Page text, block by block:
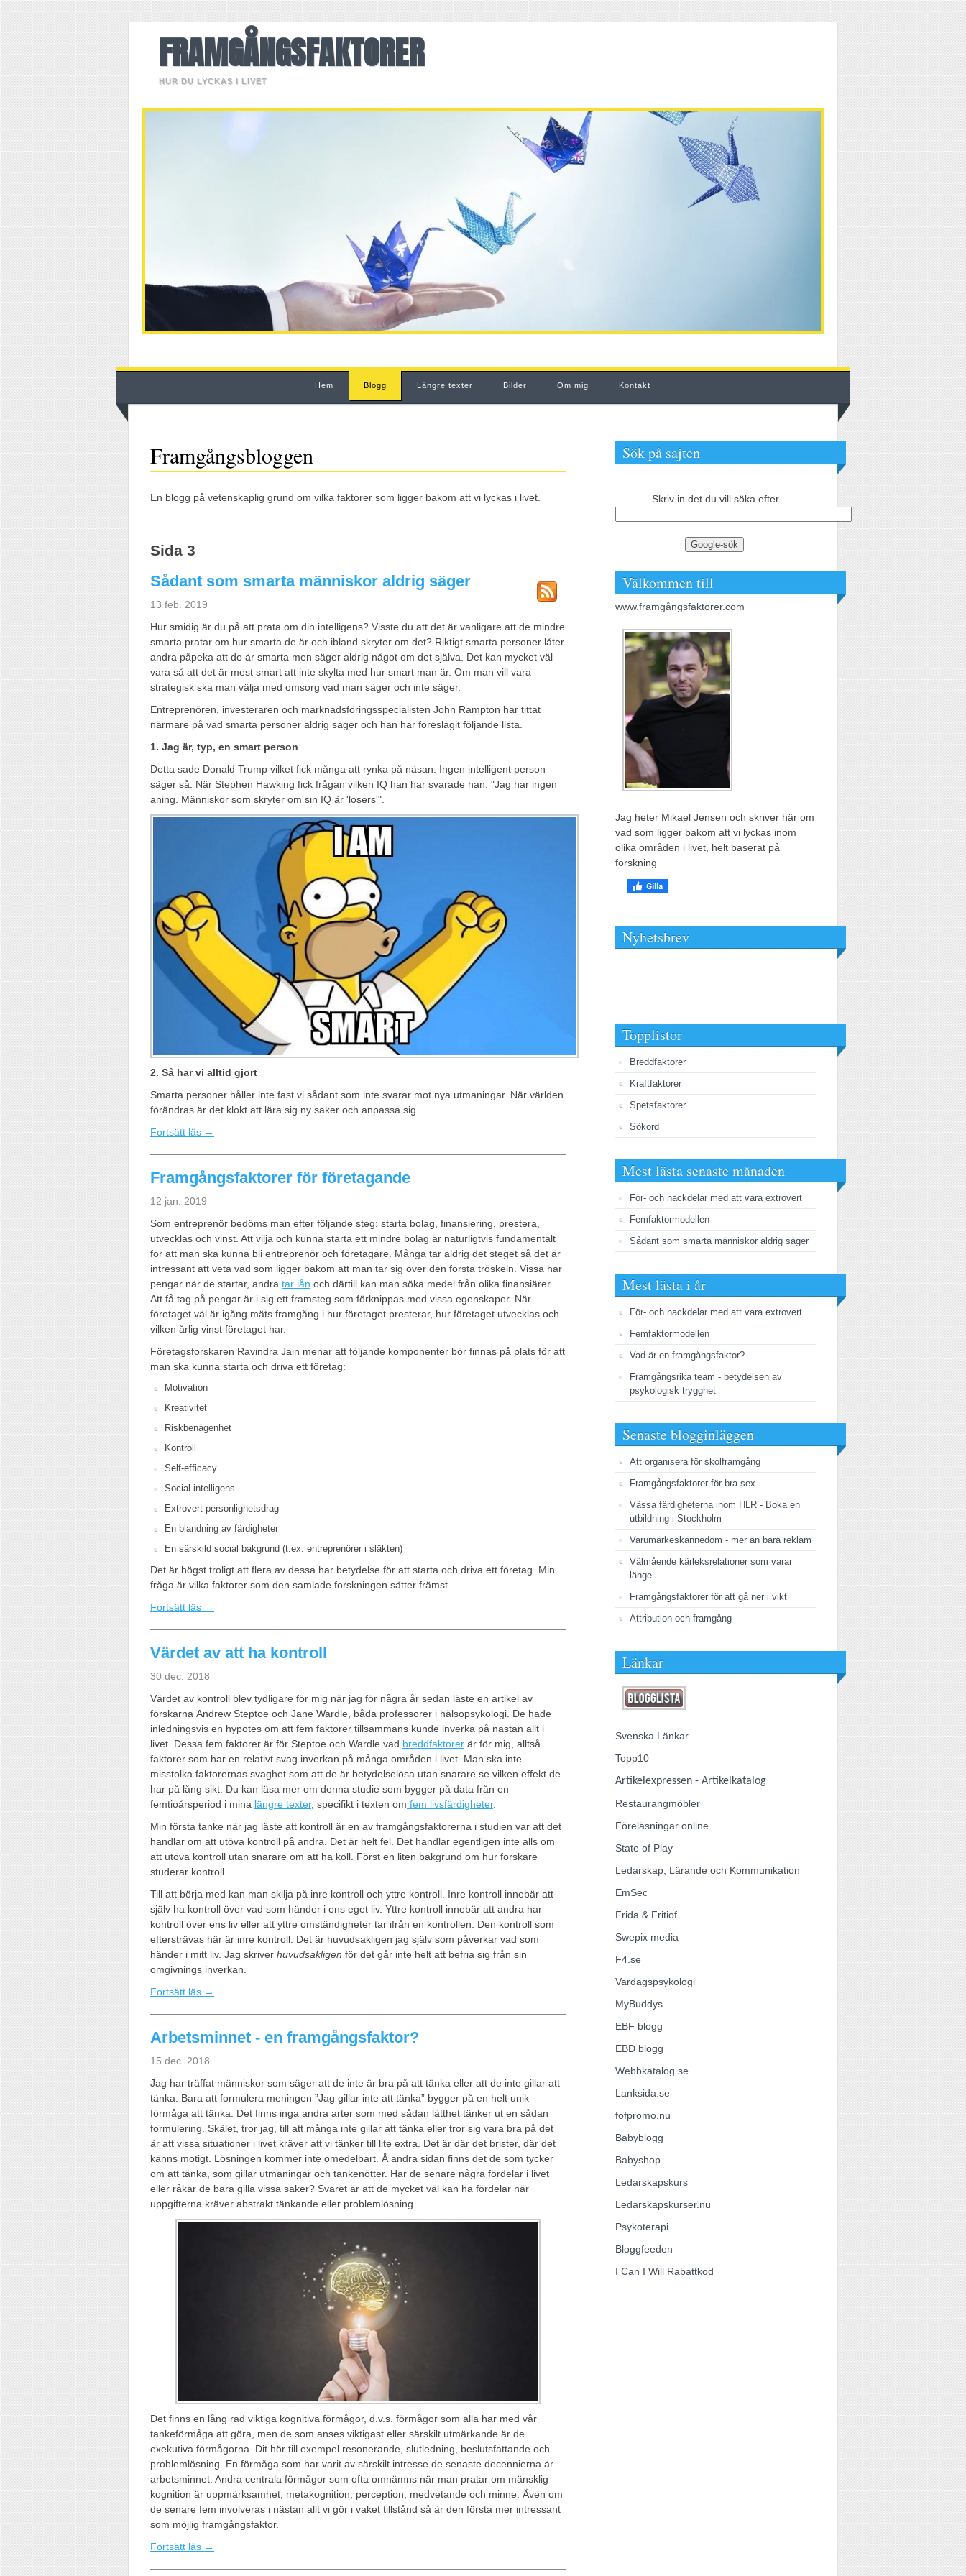
FRAMGÅNGSFAKTORER
HUR DU LYCKAS I LIVET
Hem Blogg Längre texter Bilder Om mig Kontakt
Framgångsbloggen
En blogg på vetenskaplig grund om vilka faktorer som ligger bakom att vi lyckas i livet.
Sida 3
Sådant som smarta människor aldrig säger
13 feb. 2019
Hur smidig är du på att prata om din intelligens? Visste du att det är vanligare att de mindre
smarta pratar om hur smarta de är och ibland skryter om det? Riktigt smarta personer låter
andra påpeka att de är smarta men säger aldrig något om det själva. Det kan mycket väl
vara så att det är mest smart att inte skylta med hur smart man är. Om man vill vara
strategisk ska man välja med omsorg vad man säger och inte säger.
Entreprenören, investeraren och marknadsföringsspecialisten John Rampton har tittat
närmare på vad smarta personer aldrig säger och han har föreslagit följande lista.
1. Jag är, typ, en smart person
Detta sade Donald Trump vilket fick många att rynka på näsan. Ingen intelligent person
säger så. När Stephen Hawking fick frågan vilken IQ han har svarade han: "Jag har ingen
aning. Människor som skryter om sin IQ är 'losers'".
2. Så har vi alltid gjort
Smarta personer håller inte fast vi sådant som inte svarar mot nya utmaningar. När världen
förändras är det klokt att lära sig ny saker och anpassa sig.
Fortsätt läs →
Framgångsfaktorer för företagande
12 jan. 2019
Som entreprenör bedöms man efter följande steg: starta bolag, finansiering, prestera,
utvecklas och vinst. Att vilja och kunna starta ett mindre bolag är naturligtvis fundamentalt
för att man ska kunna bli entreprenör och företagare. Många tar aldrig det steget så det är
intressant att veta vad som ligger bakom att man tar sig över den första tröskeln. Vissa har
pengar när de startar, andra tar lån och därtill kan man söka medel från olika finansiärer.
Att få tag på pengar är i sig ett framsteg som förknippas med vissa egenskaper. När
företaget väl är igång mäts framgång i hur företaget presterar, hur företaget utvecklas och
vilken årlig vinst företaget har.
Företagsforskaren Ravindra Jain menar att följande komponenter bör finnas på plats för att
man ska kunna starta och driva ett företag:
Motivation
Kreativitet
Riskbenägenhet
Kontroll
Self-efficacy
Social intelligens
Extrovert personlighetsdrag
En blandning av färdigheter
En särskild social bakgrund (t.ex. entreprenörer i släkten)
Det är högst troligt att flera av dessa har betydelse för att starta och driva ett företag. Min
fråga är vilka faktorer som den samlade forskningen sätter främst.
Fortsätt läs →
Värdet av att ha kontroll
30 dec. 2018
Värdet av kontroll blev tydligare för mig när jag för några år sedan läste en artikel av
forskarna Andrew Steptoe och Jane Wardle, båda professorer i hälsopsykologi. De hade
inledningsvis en hypotes om att fem faktorer tillsammans kunde inverka på nästan allt i
livet. Dessa fem faktorer är för Steptoe och Wardle vad breddfaktorer är för mig, alltså
faktorer som har en relativt svag inverkan på många områden i livet. Man ska inte
misstolka faktorernas svaghet som att de är betydelselösa utan snarare se vilken effekt de
har på lång sikt. Du kan läsa mer om denna studie som bygger på data från en
femtioårsperiod i mina längre texter, specifikt i texten om fem livsfärdigheter.
Min första tanke när jag läste att kontroll är en av framgångsfaktorerna i studien var att det
handlar om att utöva kontroll på andra. Det är helt fel. Det handlar egentligen inte alls om
att utöva kontroll utan snarare om att ha koll. Först en liten bakgrund om hur forskare
studerar kontroll.
Till att börja med kan man skilja på inre kontroll och yttre kontroll. Inre kontroll innebär att
själv ha kontroll över vad som händer i ens eget liv. Yttre kontroll innebär att andra har
kontroll över ens liv eller att yttre omständigheter tar ifrån en kontrollen. Den kontroll som
eftersträvas här är inre kontroll. Det är huvudsakligen jag själv som påverkar vad som
händer i mitt liv. Jag skriver huvudsakligen för det går inte helt att befria sig från sin
omgivnings inverkan.
Fortsätt läs →
Arbetsminnet - en framgångsfaktor?
15 dec. 2018
Jag har träffat människor som säger att de inte är bra på att tänka eller att de inte gillar att
tänka. Bara att formulera meningen ”Jag gillar inte att tänka” bygger på en helt unik
förmåga att tänka. Det finns inga andra arter som med sådan lätthet tänker ut en sådan
formulering. Skälet, tror jag, till att många inte gillar att tänka eller tror sig vara bra på det
är att vissa situationer i livet kräver att vi tänker till lite extra. Det är där det brister, där det
känns motigt. Lösningen kommer inte omedelbart. Å andra sidan finns det de som tycker
om att tänka, som gillar utmaningar och tankenötter. Har de senare några fördelar i livet
eller råkar de bara gilla vissa saker? Svaret är att de mycket väl kan ha fördelar när
uppgifterna kräver abstrakt tänkande eller problemlösning.
Det finns en lång rad viktiga kognitiva förmågor, d.v.s. förmågor som alla har med vår
tankeförmåga att göra, men de som anses viktigast eller särskilt utmärkande är de
exekutiva förmågorna. Dit hör till exempel resonerande, slutledning, beslutsfattande och
problemlösning. En förmåga som har varit av särskilt intresse de senaste decennierna är
arbetsminnet. Andra centrala förmågor som ofta omnämns när man pratar om mänsklig
kognition är uppmärksamhet, metakognition, perception, medvetande och minne. Även om
de senare fem involveras i nästan allt vi gör i vaket tillstånd så är den första mer intressant
som möjlig framgångsfaktor.
Fortsätt läs →
Sök på sajten
Skriv in det du vill söka efter
Välkommen till
www.framgångsfaktorer.com
Jag heter Mikael Jensen och skriver här om
vad som ligger bakom att vi lyckas inom
olika områden i livet, helt baserat på
forskning
Nyhetsbrev
Topplistor
Breddfaktorer
Kraftfaktorer
Spetsfaktorer
Sökord
Mest lästa senaste månaden
För- och nackdelar med att vara extrovert
Femfaktormodellen
Sådant som smarta människor aldrig säger
Mest lästa i år
För- och nackdelar med att vara extrovert
Femfaktormodellen
Vad är en framgångsfaktor?
Framgångsrika team - betydelsen av
psykologisk trygghet
Senaste blogginläggen
Att organisera för skolframgång
Framgångsfaktorer för bra sex
Vässa färdigheterna inom HLR - Boka en
utbildning i Stockholm
Varumärkeskännedom - mer än bara reklam
Välmående kärleksrelationer som varar
länge
Framgångsfaktorer för att gå ner i vikt
Attribution och framgång
Länkar
Svenska Länkar
Topp10
Artikelexpressen - Artikelkatalog
Restaurangmöbler
Föreläsningar online
State of Play
Ledarskap, Lärande och Kommunikation
EmSec
Frida & Fritiof
Swepix media
F4.se
Vardagspsykologi
MyBuddys
EBF blogg
EBD blogg
Webbkatalog.se
Lanksida.se
fofpromo.nu
Babyblogg
Babyshop
Ledarskapskurs
Ledarskapskurser.nu
Psykoterapi
Bloggfeeden
I Can I Will Rabattkod